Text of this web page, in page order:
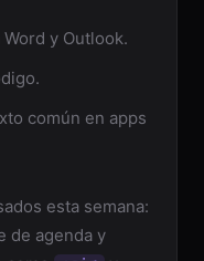
y Outlook.
común en apps
esta semana:
de agenda y